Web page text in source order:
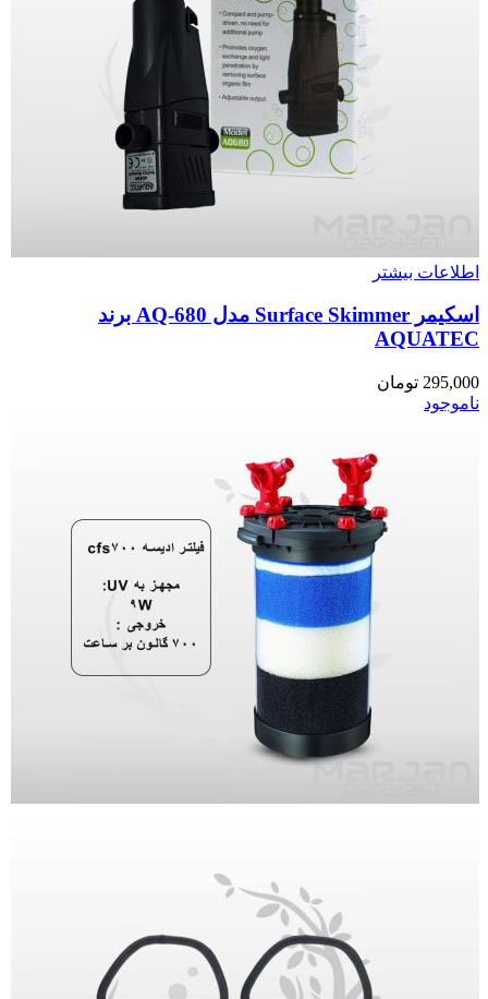
اطلاعات بیشتر
اسکیمر Surface Skimmer مدل AQ-680 برند
AQUATEC
295,000 تومان
ناموجود